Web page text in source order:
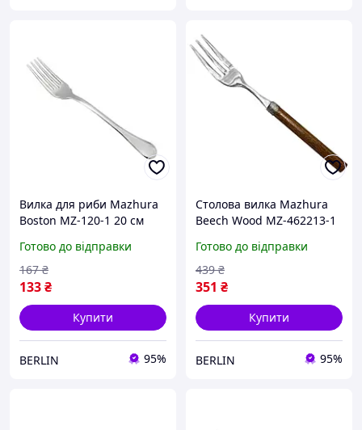
Вилка для риби Mazhura
Boston MZ-120-1 20 см
Готово до відправки
133₴
167 ₴
Купити
BERLIN 95%
Столова вилка Mazhura
Beech Wood MZ-462213-1
Готово до відправки
351 ₴
439 ₴
Купити
BERLIN 95%